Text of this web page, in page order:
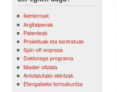
Ikerlerroak
Argitalpenak
Patenteak
Proiektuak eta kontratuak
Spin-off enpresa
Doktorego programa
Master ofiziala
Antolatutako ekintzak
Etengabeko formakuntza